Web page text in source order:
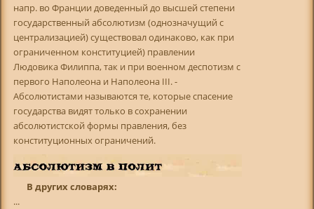
напр. во Франции доведенный до высшей степени
государственный абсолютизм (однозначущий с
централизацией) существовал одинаково, как при
ограниченном конституцией) правлении
Людовика Филиппа, так и при военном деспотизм с
первого Наполеона и Наполеона III. -
Абсолютистами называются те, которые спасение
государства видят только в сохранении
абсолютистской формы правления, без
конституционных ограничений.
В других словарях:
...